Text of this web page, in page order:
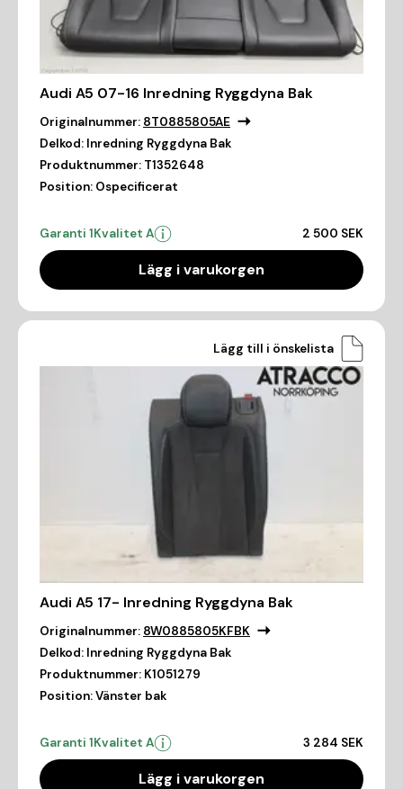
Audi A5 07-16 Inredning Ryggdyna Bak
Originalnummer: 8T0885805AE
Delkod: Inredning Ryggdyna Bak
Produktnummer: T1352648
Position: Ospecificerat
Garanti 1Kvalitet A 2 500 SEK
Lägg i varukorgen
Lägg till i önskelista
Audi A5 17- Inredning Ryggdyna Bak
Originalnummer: 8W0885805KFBK
Delkod: Inredning Ryggdyna Bak
Produktnummer: K1051279
Position:Vänster bak
Garanti 1Kvalitet A 3 284 SEK
Lägg i varukorgen